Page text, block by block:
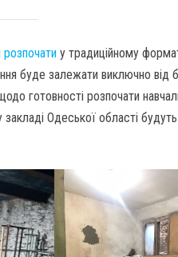
розпочати у традиційному
буде залежати виключно від
готовності розпочати
Одеської області будуть